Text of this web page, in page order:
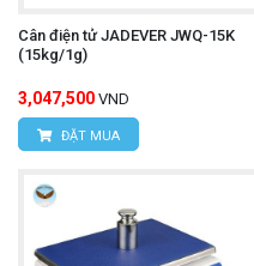
Cân điện tử JADEVER JWQ-15K
(15kg/1g)
3,047,500 VND
ĐẶT MUA